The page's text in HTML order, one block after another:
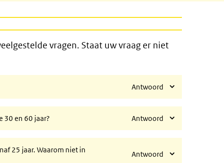
vragen. Staat uw vraag er niet
Antwoord
30 en 60 jaar? Antwoord
25 jaar. Waarom niet in
Antwoord